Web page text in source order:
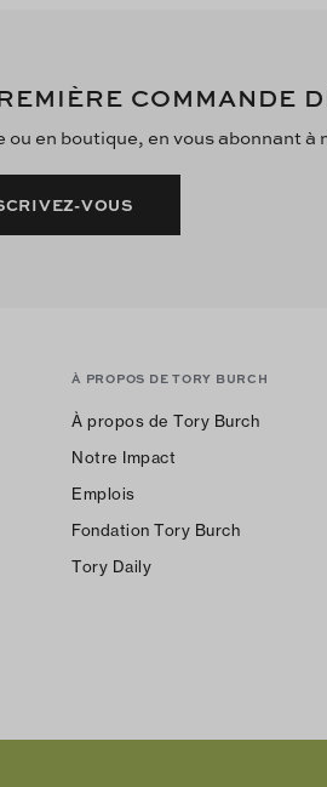
COMMANDE
en boutique, en vous abonnant à
VOUS
À PROPOS DE TORY BURCH
À propos de Tory Burch
Notre Impact
Emplois
Fondation Tory Burch
Tory Daily